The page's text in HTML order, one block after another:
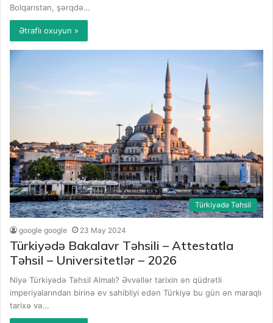
Bolqarıstan, şərqdə…
Ətraflı oxuyun »
Türkiyədə Təhsil
google google 23 May 2024
Türkiyədə Bakalavr Təhsili – Attestatla
Təhsil – Universitetlər – 2026
Niyə Türkiyədə Təhsil Almalı? Əvvəllər tarixin ən qüdrətli
imperiyalarından birinə ev sahibliyi edən Türkiyə bu gün ən maraqlı
tarixə və…